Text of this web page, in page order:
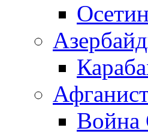
Война